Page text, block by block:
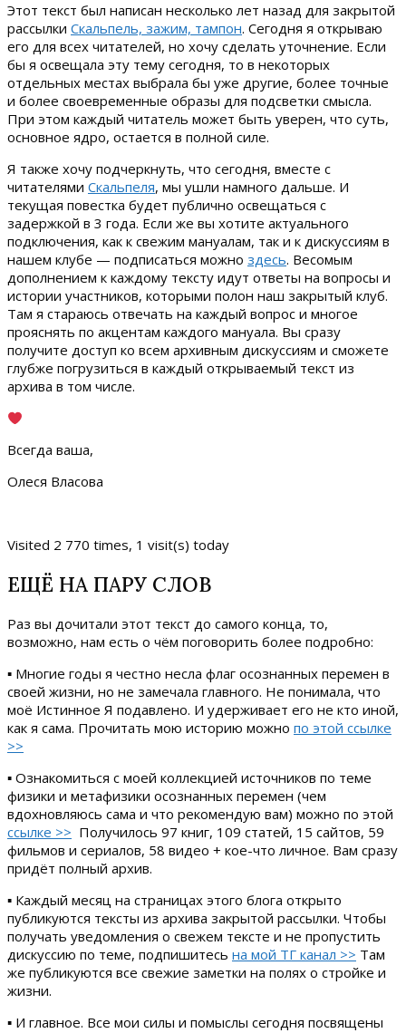
Этот текст был написан несколько лет назад для закрытой
рассылки Скальпель, зажим, тампон. Сегодня я открываю
его для всех читателей, но хочу сделать уточнение. Если
бы я освещала эту тему сегодня, то в некоторых
отдельных местах выбрала бы уже другие, более точные
и более своевременные образы для подсветки смысла.
При этом каждый читатель может быть уверен, что суть,
основное ядро, остается в полной силе.
Я также хочу подчеркнуть, что сегодня, вместе с
читателями Скальпеля, мы ушли намного дальше. И
текущая повестка будет публично освещаться с
задержкой в 3 года. Если же вы хотите актуального
подключения, как к свежим мануалам, так и к дискуссиям в
нашем клубе — подписаться можно здесь. Весомым
дополнением к каждому тексту идут ответы на вопросы и
истории участников, которыми полон наш закрытый клуб.
Там я стараюсь отвечать на каждый вопрос и многое
прояснять по акцентам каждого мануала. Вы сразу
получите доступ ко всем архивным дискуссиям и сможете
глубже погрузиться в каждый открываемый текст из
архива в том числе.
Всегда ваша,
Олеся Власова
Visited 2 770 times, 1 visit(s) today
ЕЩЁ НА ПАРУ СЛОВ
Раз вы дочитали этот текст до самого конца, то,
возможно, нам есть о чём поговорить более подробно:
▪ Многие годы я честно несла флаг осознанных перемен в
своей жизни, но не замечала главного. Не понимала, что
моё Истинное Я подавлено. И удерживает его не кто иной,
как я сама. Прочитать мою историю можно по этой ссылке
>>
▪ Ознакомиться с моей коллекцией источников по теме
физики и метафизики осознанных перемен (чем
вдохновляюсь сама и что рекомендую вам) можно по этой
ссылке >> Получилось 97 книг, 109 статей, 15 сайтов, 59
фильмов и сериалов, 58 видео + кое-что личное. Вам сразу
придёт полный архив.
▪ Каждый месяц на страницах этого блога открыто
публикуются тексты из архива закрытой рассылки. Чтобы
получать уведомления о свежем тексте и не пропустить
дискуссию по теме, подпишитесь на мой ТГ канал >> Там
же публикуются все свежие заметки на полях о стройке и
жизни.
▪ И главное. Все мои силы и помыслы сегодня посвящены